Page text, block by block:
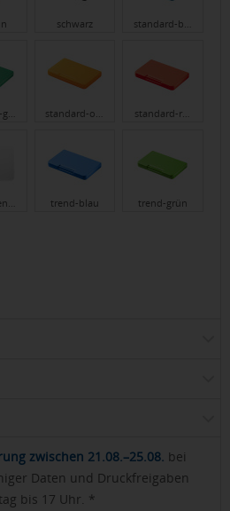
schwarz standard-b…
standard-o… standard-r…
trend-blau trend-grün
zwischen 21.08.–25.08. bei
Daten und Druckfreigaben
bis 17 Uhr. *